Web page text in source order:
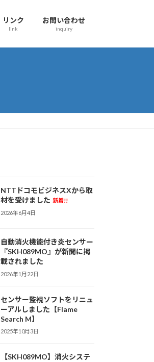
リンク
link
お問い合わせ
inquiry
NTTドコモビジネスXから取
材を受けました 新着!!
2026年6月4日
自動消火機能付き炎センサー
『SKH089MO』が新聞に掲
載されました
2026年1月22日
センサー監視ソフトをリニュ
ーアルしました【Flame
Search M】
2025年10月3日
【SKH089MO】消火システ